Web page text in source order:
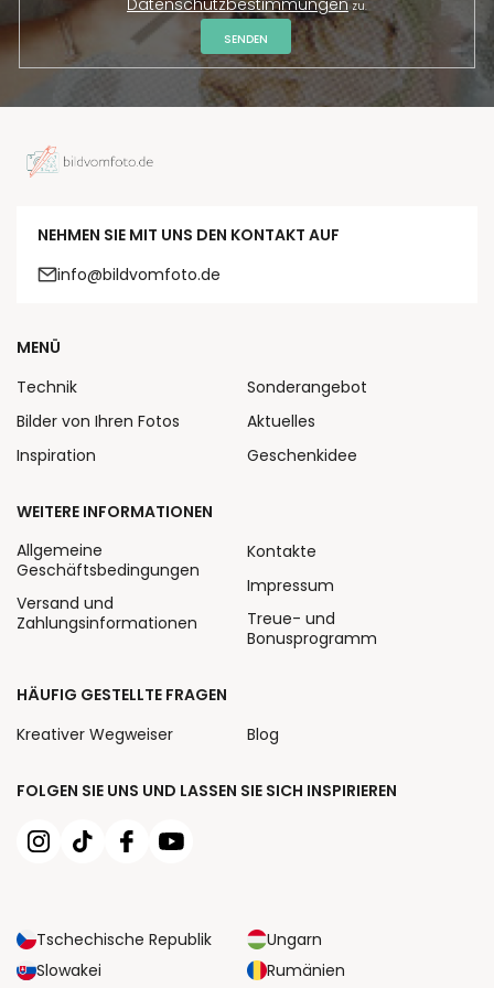
Datenschutzbestimmungenzu.
SENDEN
NEHMEN SIE MIT UNS DEN KONTAKT AUF
info@bildvomfoto.de
FOLGEN SIE UNS UND LASSEN SIE SICH INSPIRIEREN
Tschechische Republik
Ungarn
Slowakei
Rumänien
MENÜ
Technik
Bilder von Ihren Fotos
Inspiration
Sonderangebot
Aktuelles
Geschenkidee
WEITERE INFORMATIONEN
Allgemeine
Geschäftsbedingungen
Versand und
Zahlungsinformationen
Kontakte
Impressum
Treue- und
Bonusprogramm
HÄUFIG GESTELLTE FRAGEN
Kreativer Wegweiser
Blog